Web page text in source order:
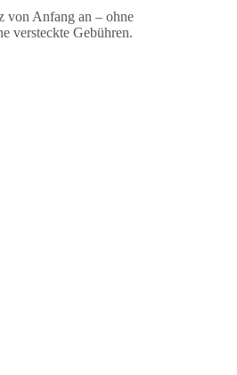
von Anfang an – ohne
versteckte Gebühren.